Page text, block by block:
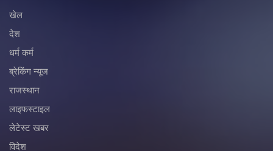
खेल
देश
धर्म कर्म
ब्रेकिंग न्यूज
राजस्थान
लाइफस्टाइल
लेटेस्ट खबर
विदेश